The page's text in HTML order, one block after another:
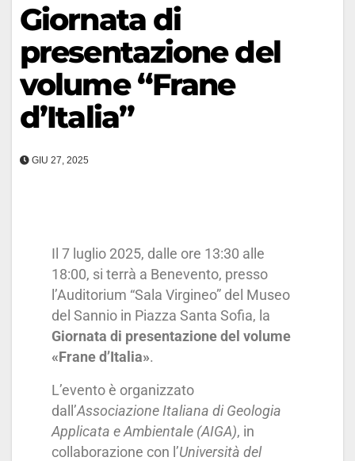
Giornata di
presentazione del
volume “Frane
d’Italia”
GIU 27, 2025
Il 7 luglio 2025, dalle ore 13:30 alle
18:00, si terrà a Benevento, presso
l’Auditorium “Sala Virgineo” del Museo
del Sannio in Piazza Santa Sofia, la
Giornata di presentazione del volume
«Frane d’Italia».
L’evento è organizzato
dall’Associazione Italiana di Geologia
Applicata e Ambientale (AIGA), in
collaborazione con l’Università del